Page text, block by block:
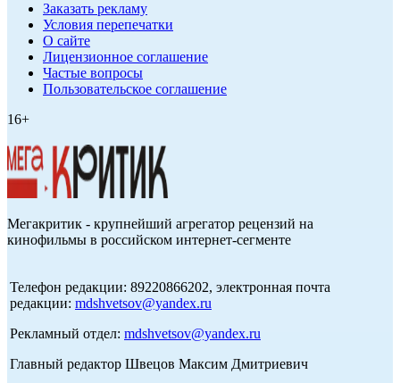
Заказать рекламу
Условия перепечатки
О сайте
Лицензионное соглашение
Частые вопросы
Пользовательское соглашение
16+
Мегакритик - крупнейший агрегатор рецензий на
кинофильмы в российском интернет-сегменте
Телефон редакции: 89220866202, электронная почта
редакции: mdshvetsov@yandex.ru
Рекламный отдел: mdshvetsov@yandex.ru
Главный редактор Швецов Максим Дмитриевич